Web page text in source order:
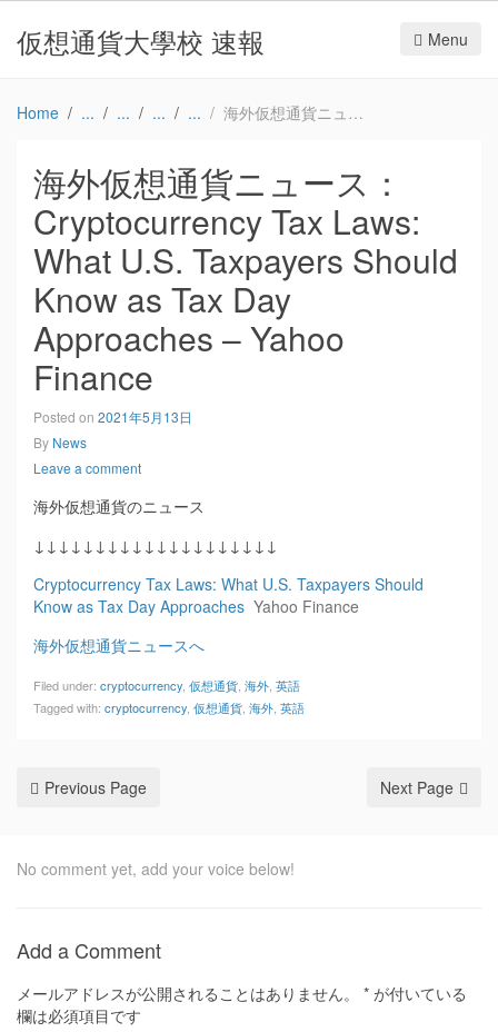
仮想通貨大學校 速報 Menu
Home 海外仮想通貨ニュース：Cryptocurrency Tax Laws: What U.S. Taxpayers Should Know as Tax Day Approaches – Yahoo Finance
海外仮想通貨ニュース：
Cryptocurrency Tax Laws:
What U.S. Taxpayers Should
Know as Tax Day
Approaches – Yahoo
Finance
Posted on 2021年5月13日
By News
Leave a comment
海外仮想通貨のニュース
↓↓↓↓↓↓↓↓↓↓↓↓↓↓↓↓↓↓↓↓
Cryptocurrency Tax Laws: What U.S. Taxpayers Should
Know as Tax Day Approaches Yahoo Finance
海外仮想通貨ニュースへ
Filed under: cryptocurrency 仮想通貨 海外 英語
Tagged with: cryptocurrency 仮想通貨 海外 英語
Previous Page Next Page
No comment yet, add your voice below!
Add a Comment
メールアドレスが公開されることはありません。 * が付いている
欄は必須項目です